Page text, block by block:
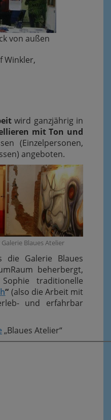
von außen
Winkler,
wird ganzjährig in
mit Ton und
(Einzelpersonen,
angeboten.
Blaues Atelier
die Galerie Blaues
beherbergt,
traditionelle
“ (also die Arbeit mit
und erfahrbar
„Blaues Atelier“